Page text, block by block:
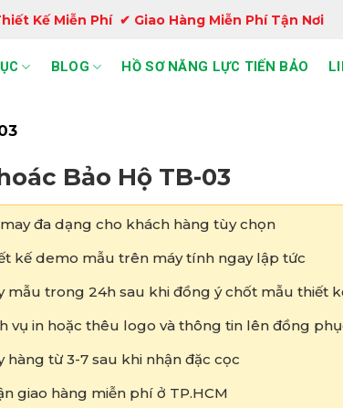
Kế Miễn Phí ✔ Giao Hàng Miễn Phí Tận Nơi
BLOG HỒ SƠ NĂNG LỰC TIẾN BẢO
Bảo Hộ TB-03
đa dạng cho khách hàng tùy chọn
kế demo mẫu trên máy tính ngay lập tức
mẫu trong 24h sau khi đồng ý chốt mẫu thiết
vụ in hoặc thêu logo và thông tin lên đồng
hàng từ 3-7 sau khi nhận đặc cọc
giao hàng miễn phí ở TP.HCM